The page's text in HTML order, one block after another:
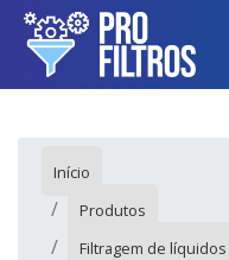
Início
Produtos
Filtragem de líquidos